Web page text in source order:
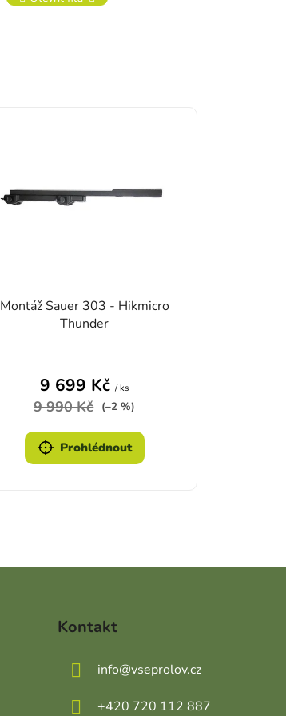
Montáž Sauer 303 - Hikmicro
Thunder
9 699 Kč/ ks
9 990 Kč (–2 %)
Prohlédnout
Kontakt
info@vseprolov.cz
+420 720 112 887